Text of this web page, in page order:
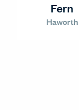
Fern
Haworth